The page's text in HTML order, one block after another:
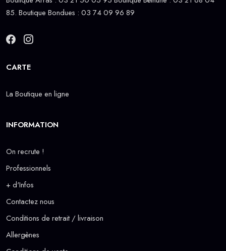
85. Boutique Bondues : 03 74 09 96 89
CARTE
La Boutique en ligne
INFORMATION
On recrute !
Professionnels
+ d'Infos
Contactez nous
Conditions de retrait / livraison
Allergènes